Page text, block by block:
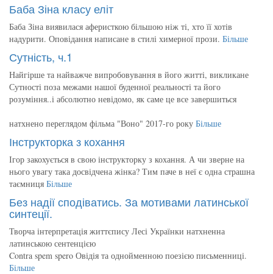
Баба Зіна класу еліт
Баба Зіна виявилася аферисткою більшою ніж ті, хто її хотів
надурити. Оповідання написане в стилі химерної прози. Більше
Сутність, ч.1
Найгірше та найважче випробовування в його житті, викликане
Сутності поза межами нашої буденної реальності та його
розуміння..і абсолютно невідомо, як саме це все завершиться
натхнено переглядом фільма "Воно" 2017-го року Більше
Інструкторка з кохання
Ігор закохується в свою інструкторку з кохання. А чи зверне на
нього увагу така досвідчена жінка? Тим паче в неї є одна страшна
таємниця Більше
Без надії сподіватись. За мотивами латинської
синтеції.
Творча інтерпретація життєпису Лесі Українки натхненна
латинською сентенцією
Contra spem spero Овідія та однойменною поезією письменниці.
Більше